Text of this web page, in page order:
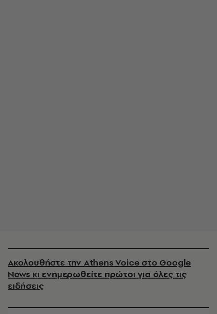
Ακολουθήστε την Athens Voice στο Google
News κι ενημερωθείτε πρώτοι για όλες τις
ειδήσεις